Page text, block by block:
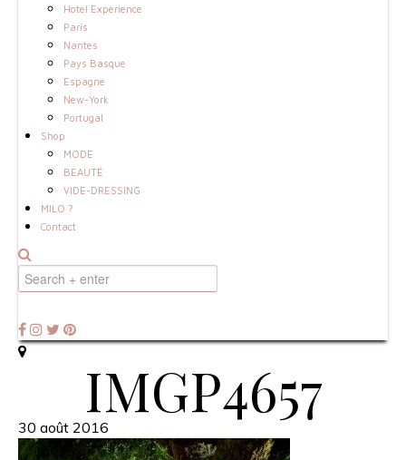
Hotel Experience
Paris
Nantes
Pays Basque
Espagne
New-York
Portugal
Shop
MODE
BEAUTÉ
VIDE-DRESSING
MILO ?
Contact
IMGP4657
30 août 2016